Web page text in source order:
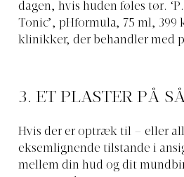
dagen, hvis huden føles tør.
Tonic’, pHformula, 75 ml, 399
klinikker, der behandler med
3. ET PLASTER PÅ
Hvis der er optræk til – eller
eksemlignende tilstande i
mellem din hud og dit